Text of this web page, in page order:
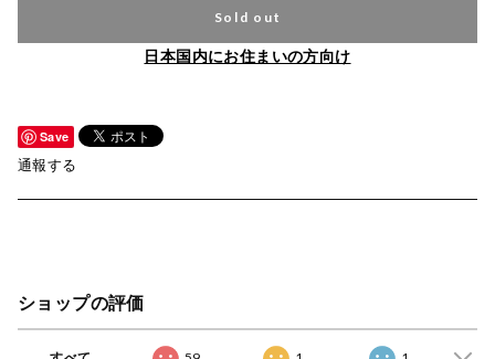
Sold out
日本国内にお住まいの方向け
Save
通報する
ショップの評価